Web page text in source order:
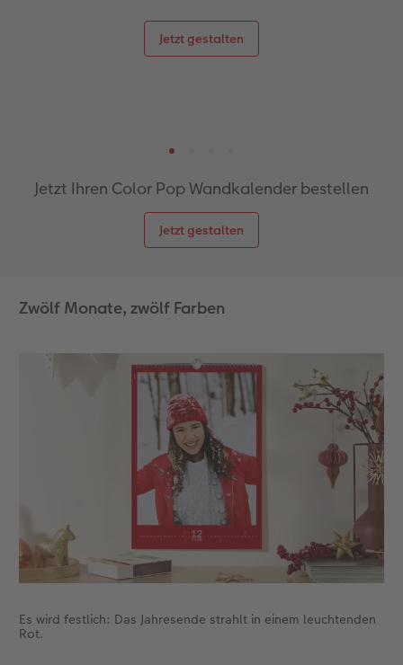
Jetzt gestalten
Jetzt Ihren Color Pop Wandkalender bestellen
Jetzt gestalten
Zwölf Monate, zwölf Farben
Es wird festlich: Das Jahresende strahlt in einem leuchtenden
Rot.